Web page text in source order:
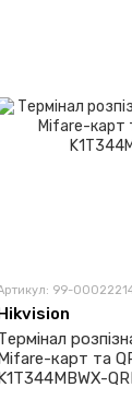
99-
карт та